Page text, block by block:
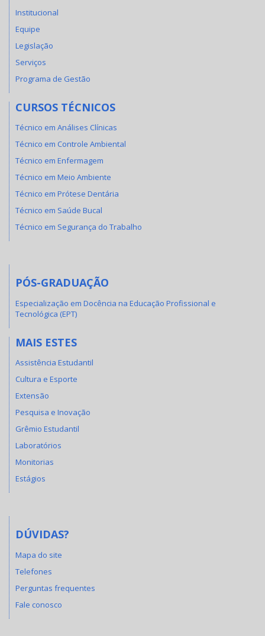
Institucional
Equipe
Legislação
Serviços
Programa de Gestão
CURSOS TÉCNICOS
Técnico em Análises Clínicas
Técnico em Controle Ambiental
Técnico em Enfermagem
Técnico em Meio Ambiente
Técnico em Prótese Dentária
Técnico em Saúde Bucal
Técnico em Segurança do Trabalho
PÓS-GRADUAÇÃO
Especialização em Docência na Educação Profissional e
Tecnológica (EPT)
MAIS ESTES
Assistência Estudantil
Cultura e Esporte
Extensão
Pesquisa e Inovação
Grêmio Estudantil
Laboratórios
Monitorias
Estágios
DÚVIDAS?
Mapa do site
Telefones
Perguntas frequentes
Fale conosco